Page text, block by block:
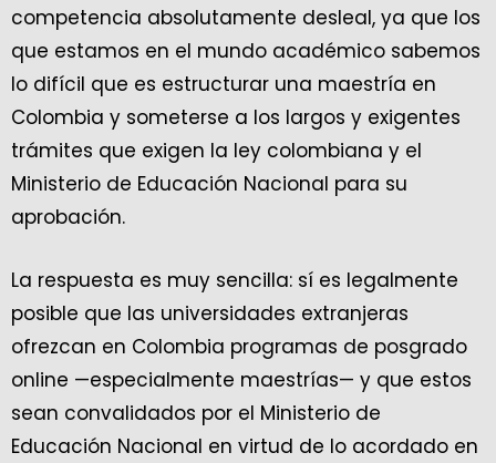
competencia absolutamente desleal, ya que los
que estamos en el mundo académico sabemos
lo difícil que es estructurar una maestría en
Colombia y someterse a los largos y exigentes
trámites que exigen la ley colombiana y el
Ministerio de Educación Nacional para su
aprobación.
La respuesta es muy sencilla: sí es legalmente
posible que las universidades extranjeras
ofrezcan en Colombia programas de posgrado
online —especialmente maestrías— y que estos
sean convalidados por el Ministerio de
Educación Nacional en virtud de lo acordado en